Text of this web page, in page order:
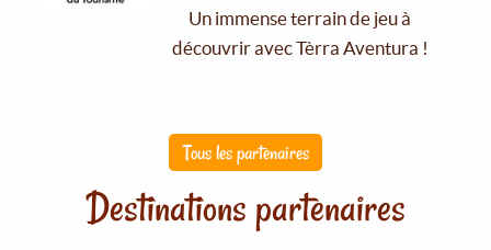
Un immense terrain de jeu à
découvrir avec Tèrra Aventura !
Tous les partenaires
Destinations partenaires